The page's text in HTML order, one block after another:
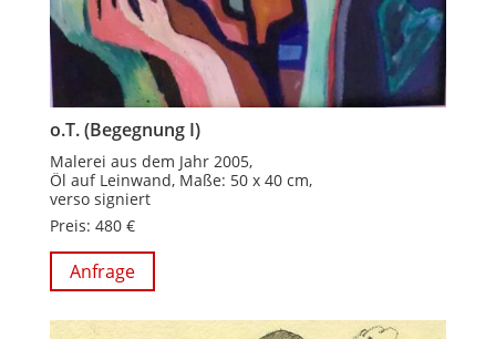
o.T. (Begegnung I)
Malerei aus dem Jahr 2005,
Öl auf Leinwand, Maße: 50 x 40 cm,
verso signiert
Preis: 480 €
Anfrage